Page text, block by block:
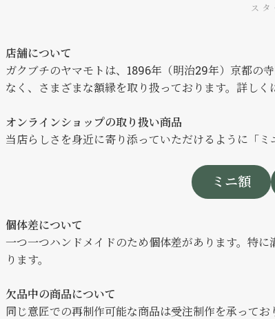
ス
店舗について
ガクブチのヤマモトは、1896年（明治29年）京都の
なく、さまざまな額縁を取り扱っております。詳しく
オンラインショップの取り扱い商品
当店らしさを身近に寄り添っていただけるように「
ミニ額
個体差について
一つ一つハンドメイドのため個体差があります。特
ります。
欠品中の商品について
同じ意匠での再制作可能な商品は受注制作を承って